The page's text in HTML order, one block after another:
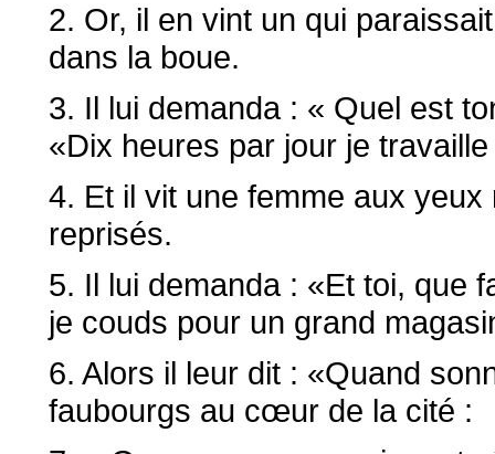
2. Or, il en vint un qui
dans la boue.
3. Il lui demanda : « Quel est
«Dix heures par jour je
4. Et il vit une femme aux
reprisés.
5. Il lui demanda : «Et toi, que
je couds pour un grand
6. Alors il leur dit : «Quand
faubourgs au cœur de la cité :